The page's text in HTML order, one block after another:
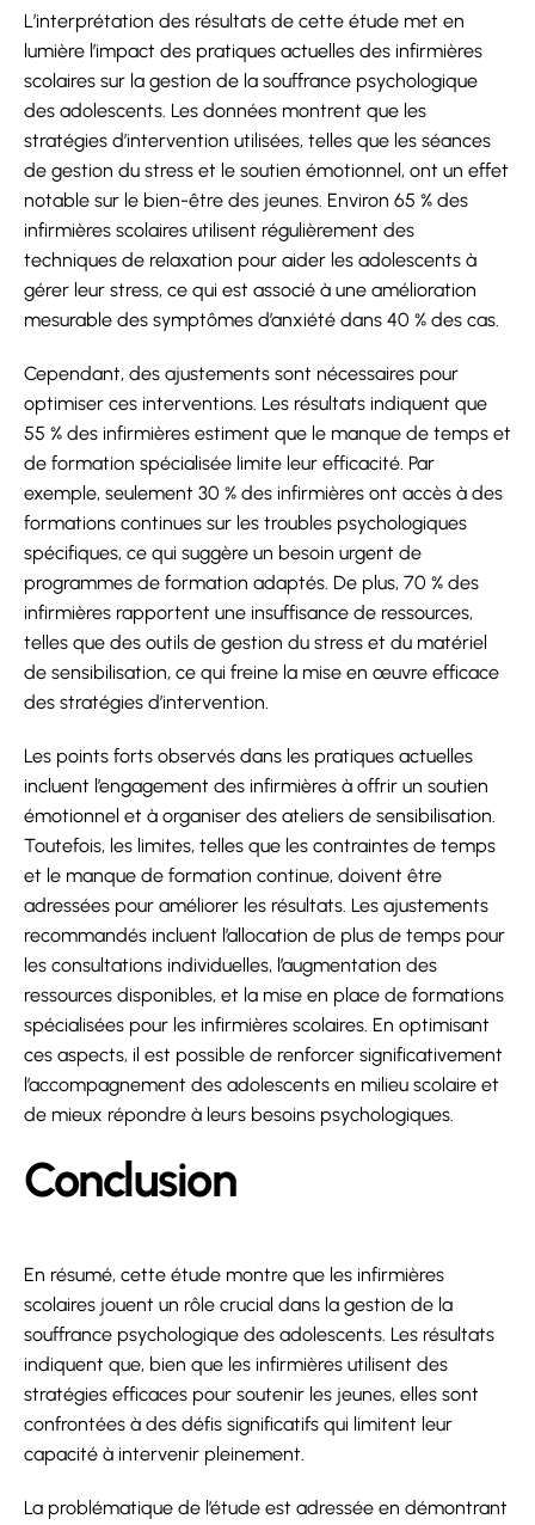
L’interprétation des résultats de cette étude met en
lumière l’impact des pratiques actuelles des infirmières
scolaires sur la gestion de la souffrance psychologique
des adolescents. Les données montrent que les
stratégies d’intervention utilisées, telles que les séances
de gestion du stress et le soutien émotionnel, ont un effet
notable sur le bien-être des jeunes. Environ 65 % des
infirmières scolaires utilisent régulièrement des
techniques de relaxation pour aider les adolescents à
gérer leur stress, ce qui est associé à une amélioration
mesurable des symptômes d’anxiété dans 40 % des cas.
Cependant, des ajustements sont nécessaires pour
optimiser ces interventions. Les résultats indiquent que
55 % des infirmières estiment que le manque de temps et
de formation spécialisée limite leur efficacité. Par
exemple, seulement 30 % des infirmières ont accès à des
formations continues sur les troubles psychologiques
spécifiques, ce qui suggère un besoin urgent de
programmes de formation adaptés. De plus, 70 % des
infirmières rapportent une insuffisance de ressources,
telles que des outils de gestion du stress et du matériel
de sensibilisation, ce qui freine la mise en œuvre efficace
des stratégies d’intervention.
Les points forts observés dans les pratiques actuelles
incluent l’engagement des infirmières à offrir un soutien
émotionnel et à organiser des ateliers de sensibilisation.
Toutefois, les limites, telles que les contraintes de temps
et le manque de formation continue, doivent être
adressées pour améliorer les résultats. Les ajustements
recommandés incluent l’allocation de plus de temps pour
les consultations individuelles, l’augmentation des
ressources disponibles, et la mise en place de formations
spécialisées pour les infirmières scolaires. En optimisant
ces aspects, il est possible de renforcer significativement
l’accompagnement des adolescents en milieu scolaire et
de mieux répondre à leurs besoins psychologiques.
Conclusion
En résumé, cette étude montre que les infirmières
scolaires jouent un rôle crucial dans la gestion de la
souffrance psychologique des adolescents. Les résultats
indiquent que, bien que les infirmières utilisent des
stratégies efficaces pour soutenir les jeunes, elles sont
confrontées à des défis significatifs qui limitent leur
capacité à intervenir pleinement.
La problématique de l’étude est adressée en démontrant